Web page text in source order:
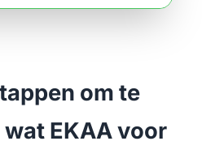
om te
EKAA voor